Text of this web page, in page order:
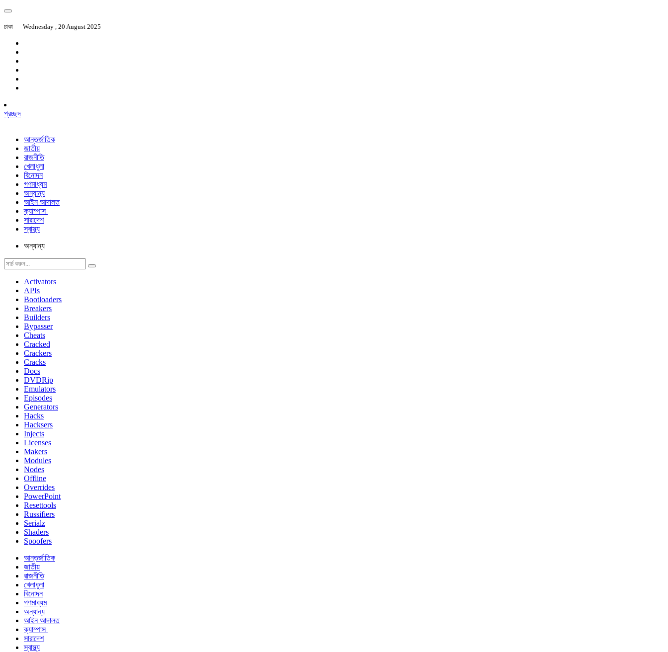
ঢাকা Wednesday , 20 August 2025
প্রচ্ছদ
আন্তর্জাতিক
জাতীয়
রাজনীতি
খেলাধুলা
বিনোদন
গণমাধ্যম
অন্যান্য
আইন আদালত
ক্যাম্পাস
সারাদেশ
স্বাস্থ্য
অন্যান্য
Activators
APIs
Bootloaders
Breakers
Builders
Bypasser
Cheats
Cracked
Crackers
Cracks
Docs
DVDRip
Emulators
Episodes
Generators
Hacks
Hacksers
Injects
Licenses
Makers
Modules
Nodes
Offline
Overrides
PowerPoint
Resettools
Russifiers
Serialz
Shaders
Spoofers
আন্তর্জাতিক
জাতীয়
রাজনীতি
খেলাধুলা
বিনোদন
গণমাধ্যম
অন্যান্য
আইন আদালত
ক্যাম্পাস
সারাদেশ
স্বাস্থ্য